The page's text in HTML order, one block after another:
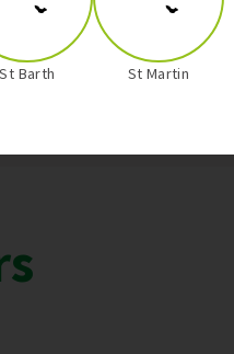
St Barth St Martin